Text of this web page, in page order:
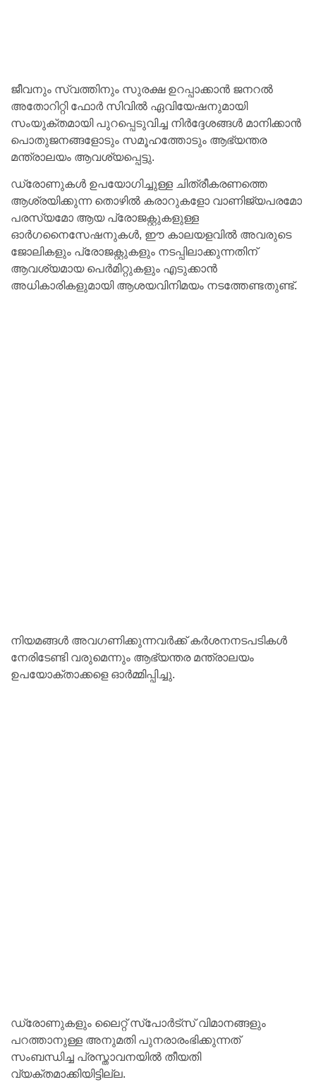
ജീവനും സ്വത്തിനും സുരക്ഷ ഉറപ്പാക്കാൻ ജനറൽ
അതോറിറ്റി ഫോർ സിവിൽ ഏവിയേഷനുമായി
സംയുക്തമായി പുറപ്പെടുവിച്ച നിർദ്ദേശങ്ങൾ മാനിക്കാൻ
പൊതുജനങ്ങളോടും സമൂഹത്തോടും ആഭ്യന്തര
മന്ത്രാലയം ആവശ്യപ്പെട്ടു.
ഡ്രോണുകൾ ഉപയോഗിച്ചുള്ള ചിത്രീകരണത്തെ
ആശ്രയിക്കുന്ന തൊഴിൽ കരാറുകളോ വാണിജ്യപരമോ
പരസ്യമോ ​​ആയ പ്രോജക്റ്റുകളുള്ള
ഓർഗനൈസേഷനുകൾ, ഈ കാലയളവിൽ അവരുടെ
ജോലികളും പ്രോജക്റ്റുകളും നടപ്പിലാക്കുന്നതിന്
ആവശ്യമായ പെർമിറ്റുകളും എടുക്കാൻ
അധികാരികളുമായി ആശയവിനിമയം നടത്തേണ്ടതുണ്ട്.
നിയമങ്ങൾ അവഗണിക്കുന്നവർക്ക് കർശനനടപടികൾ
നേരിടേണ്ടി വരുമെന്നും ആഭ്യന്തര മന്ത്രാലയം
ഉപയോക്താക്കളെ ഓർമ്മിപ്പിച്ചു.
ഡ്രോണുകളും ലൈറ്റ് സ്‌പോർട്‌സ് വിമാനങ്ങളും
പറത്താനുള്ള അനുമതി പുനരാരംഭിക്കുന്നത്
സംബന്ധിച്ച പ്രസ്താവനയിൽ തീയതി
വ്യക്തമാക്കിയിട്ടില്ല.